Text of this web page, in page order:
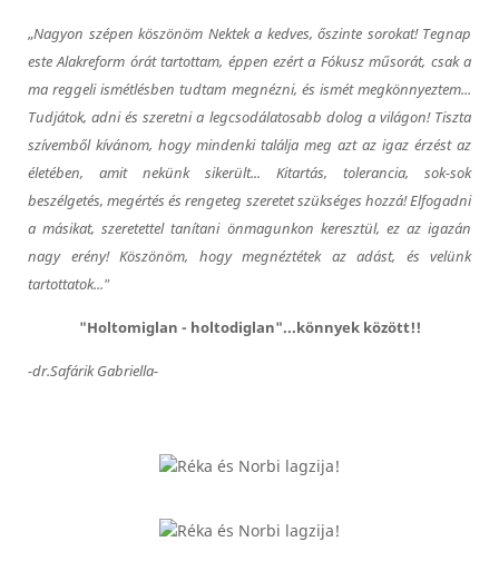
„Nagyon szépen köszönöm Nektek a kedves, őszinte sorokat! Tegnap
este Alakreform órát tartottam, éppen ezért a Fókusz műsorát, csak a
ma reggeli ismétlésben tudtam megnézni, és ismét megkönnyeztem...
Tudjátok, adni és szeretni a legcsodálatosabb dolog a világon! Tiszta
szívemből kívánom, hogy mindenki találja meg azt az igaz érzést az
életében, amit nekünk sikerült... Kitartás, tolerancia, sok-sok
beszélgetés, megértés és rengeteg szeretet szükséges hozzá! Elfogadni
a másikat, szeretettel tanítani önmagunkon keresztül, ez az igazán
nagy erény! Köszönöm, hogy megnéztétek az adást, és velünk
tartottatok..."
"Holtomiglan - holtodiglan"...könnyek között!!
-dr.Safárik Gabriella-